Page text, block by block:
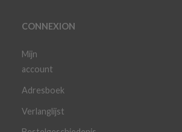
CONNEXION
Mijn
account
Adresboek
Verlanglijst